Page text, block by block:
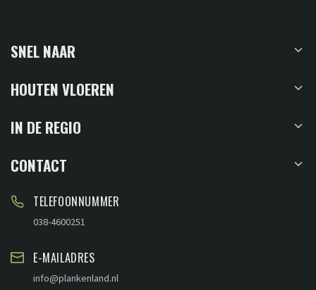
SNEL NAAR
HOUTEN VLOEREN
IN DE REGIO
CONTACT
TELEFOONNUMMER
038-4600251
E-MAILADRES
info@plankenland.nl